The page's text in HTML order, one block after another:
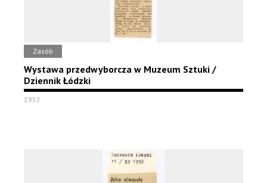
Zasób
Wystawa przedwyborcza w Muzeum Sztuki /
Dziennik Łódzki
1952